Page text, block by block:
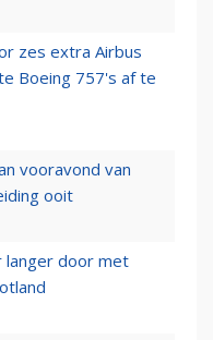
zes extra Airbus
Boeing 757's af te
vooravond van
ooit
langer door met